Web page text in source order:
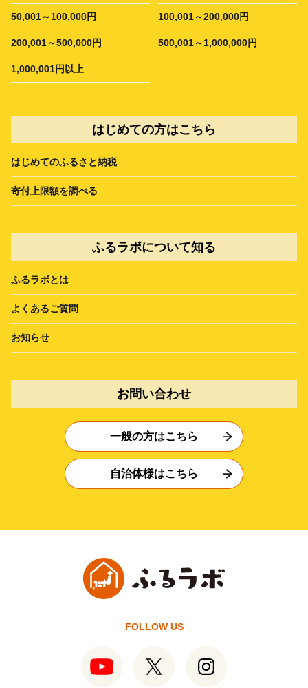
50,001～100,000円 100,001～200,000円
200,001～500,000円 500,001～1,000,000円
1,000,001円以上
はじめての方はこちら
はじめてのふるさと納税
寄付上限額を調べる
ふるラボについて知る
ふるラボとは
よくあるご質問
お知らせ
お問い合わせ
一般の方はこちら
自治体様はこちら
FOLLOW US